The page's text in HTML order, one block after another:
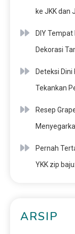
ke JKK dan
DIY
Dekorasi
Deteksi
Tekankan
Resep
Pernah
YKK zip
ARSIP